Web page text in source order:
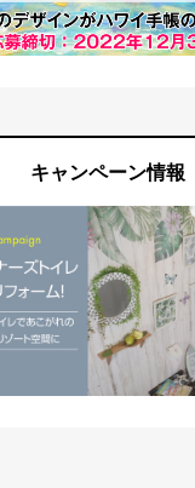
キャンペーン情報